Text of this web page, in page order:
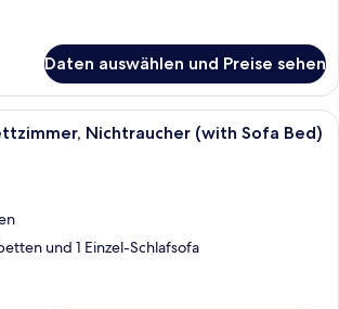
Daten auswählen und Preise sehen
Ein Hotelzimmer mit zwei Betten,
Nichtraucher (with Sofa Bed)
und 1 Einzel-Schlafsofa